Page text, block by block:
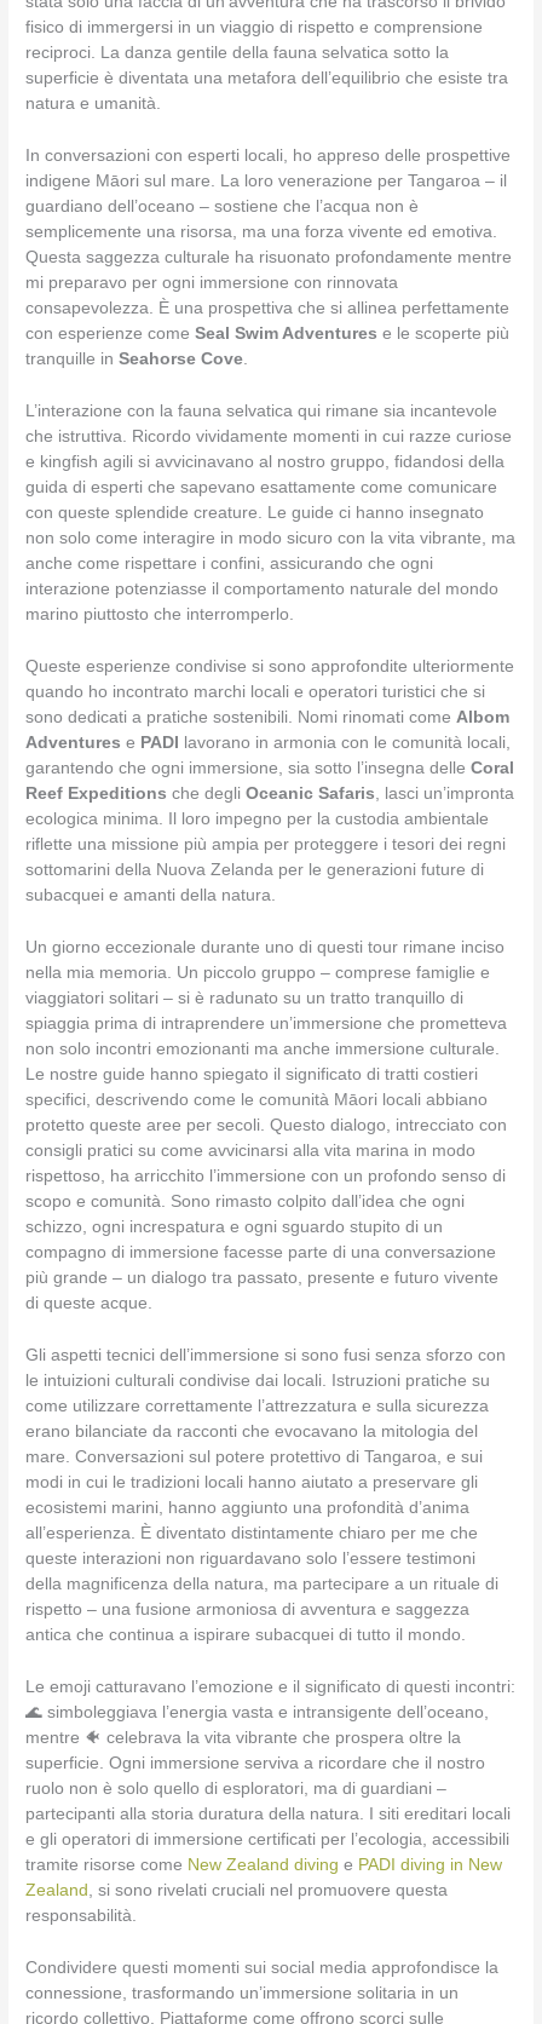
fisico di immergersi in un viaggio di rispetto e comprensione
reciproci. La danza gentile della fauna selvatica sotto la
superficie è diventata una metafora dell’equilibrio che esiste tra
natura e umanità.
In conversazioni con esperti locali, ho appreso delle prospettive
indigene Māori sul mare. La loro venerazione per Tangaroa – il
guardiano dell’oceano – sostiene che l’acqua non è
semplicemente una risorsa, ma una forza vivente ed emotiva.
Questa saggezza culturale ha risuonato profondamente mentre
mi preparavo per ogni immersione con rinnovata
consapevolezza. È una prospettiva che si allinea perfettamente
con esperienze comeSeal Swim Adventures e le scoperte più
tranquille inSeahorse Cove.
L’interazione con la fauna selvatica qui rimane sia incantevole
che istruttiva. Ricordo vividamente momenti in cui razze curiose
e kingfish agili si avvicinavano al nostro gruppo, fidandosi della
guida di esperti che sapevano esattamente come comunicare
con queste splendide creature. Le guide ci hanno insegnato
non solo come interagire in modo sicuro con la vita vibrante, ma
anche come rispettare i confini, assicurando che ogni
interazione potenziasse il comportamento naturale del mondo
marino piuttosto che interromperlo.
Queste esperienze condivise si sono approfondite ulteriormente
quando ho incontrato marchi locali e operatori turistici che si
sono dedicati a pratiche sostenibili. Nomi rinomati comeAlbom
Adventures e PADI
lavorano in armonia con le comunità locali,
garantendo che ogni immersione, sia sotto l’insegna delleCoral
Reef Expeditions che degliOceanic Safaris, lasci un’impronta
ecologica minima. Il loro impegno per la custodia ambientale
riflette una missione più ampia per proteggere i tesori dei regni
sottomarini della Nuova Zelanda per le generazioni future di
subacquei e amanti della natura.
Un giorno eccezionale durante uno di questi tour rimane inciso
nella mia memoria. Un piccolo gruppo – comprese famiglie e
viaggiatori solitari – si è radunato su un tratto tranquillo di
spiaggia prima di intraprendere un’immersione che prometteva
non solo incontri emozionanti ma anche immersione culturale.
Le nostre guide hanno spiegato il significato di tratti costieri
specifici, descrivendo come le comunità Māori locali abbiano
protetto queste aree per secoli. Questo dialogo, intrecciato con
consigli pratici su come avvicinarsi alla vita marina in modo
rispettoso, ha arricchito l’immersione con un profondo senso di
scopo e comunità. Sono rimasto colpito dall’idea che ogni
schizzo, ogni increspatura e ogni sguardo stupito di un
compagno di immersione facesse parte di una conversazione
più grande – un dialogo tra passato, presente e futuro vivente
di queste acque.
Gli aspetti tecnici dell’immersione si sono fusi senza sforzo con
le intuizioni culturali condivise dai locali. Istruzioni pratiche su
come utilizzare correttamente l’attrezzatura e sulla sicurezza
erano bilanciate da racconti che evocavano la mitologia del
mare. Conversazioni sul potere protettivo di Tangaroa, e sui
modi in cui le tradizioni locali hanno aiutato a preservare gli
ecosistemi marini, hanno aggiunto una profondità d’anima
all’esperienza. È diventato distintamente chiaro per me che
queste interazioni non riguardavano solo l’essere testimoni
della magnificenza della natura, ma partecipare a un rituale di
rispetto – una fusione armoniosa di avventura e saggezza
antica che continua a ispirare subacquei di tutto il mondo.
Le emoji catturavano l’emozione e il significato di questi incontri:
🌊 simboleggiava l’energia vasta e intransigente dell’oceano,
mentre 🐠 celebrava la vita vibrante che prospera oltre la
superficie. Ogni immersione serviva a ricordare che il nostro
ruolo non è solo quello di esploratori, ma di guardiani –
partecipanti alla storia duratura della natura. I siti ereditari locali
e gli operatori di immersione certificati per l’ecologia, accessibili
tramite risorse come New Zealand diving e PADI diving in New
Zealand , si sono rivelati cruciali nel promuovere questa
responsabilità.
Condividere questi momenti sui social media approfondisce la
connessione, trasformando un’immersione solitaria in un
ricordo collettivo. Piattaforme come offrono scorci sulle